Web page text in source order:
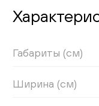
Габариты (см)
Ширина (см)